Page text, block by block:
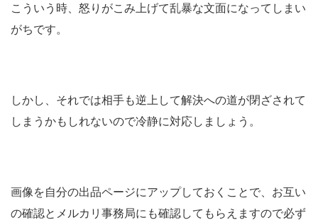
こういう時、怒りがこみ上げて乱暴な文面になってしまい
がちです。
しかし、それでは相手も逆上して解決への道が閉ざされて
しまうかもしれないので冷静に対応しましょう。
画像を自分の出品ページにアップしておくことで、お互い
の確認とメルカリ事務局にも確認してもらえますので必ず